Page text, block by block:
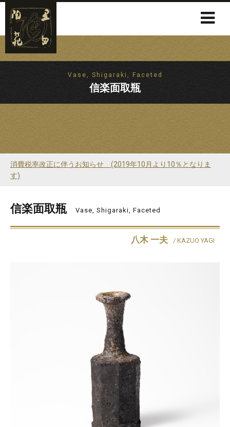
Vase, Shigaraki, Faceted
信楽面取瓶
消費税率改正に伴うお知らせ (2019年10月より10％となりま
す)
信楽面取瓶 Vase, Shigaraki, Faceted
八木 一夫 / KAZUO YAGI